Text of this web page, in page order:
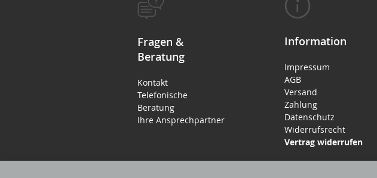
Fragen &
Beratung
Kontakt
Telefonische
Beratung
Ihre Ansprechpartner
Information
Impressum
AGB
Versand
Zahlung
Datenschutz
Widerrufsrecht
Vertrag widerrufen